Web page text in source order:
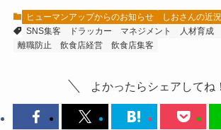
ヒューマンアップからのお知らせ
しおさんの近
SNS集客
ドラッカー マネジメント 人材育成
離職防止
飲食店経営 飲食店集客
よかったらシェアしてね！